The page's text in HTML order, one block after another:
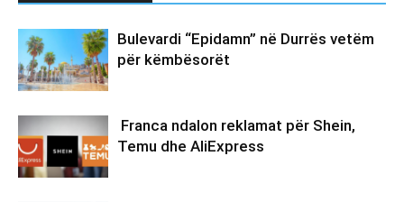
Bulevardi “Epidamn” në Durrës vetëm
për këmbësorët
Franca ndalon reklamat për Shein,
Temu dhe AliExpress